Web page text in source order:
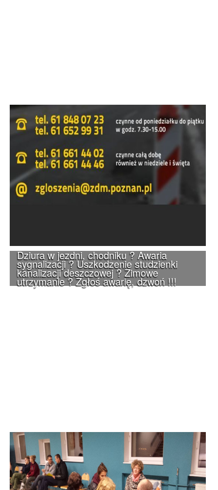
Dziura w jezdni, chodniku ? Awaria
sygnalizacji ? Uszkodzenie studzienki
kanalizacji deszczowej ? Zimowe
utrzymanie ? Zgłoś awarię, dzwoń !!!